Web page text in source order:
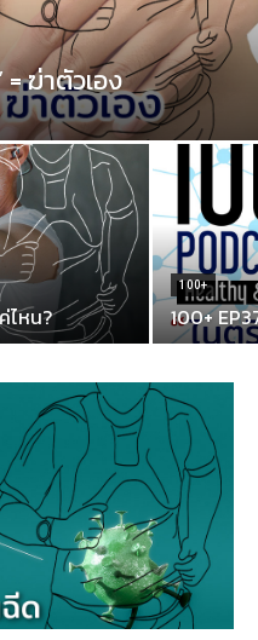
= ฆ่าตัวเอง
ไหน?
100+
100+